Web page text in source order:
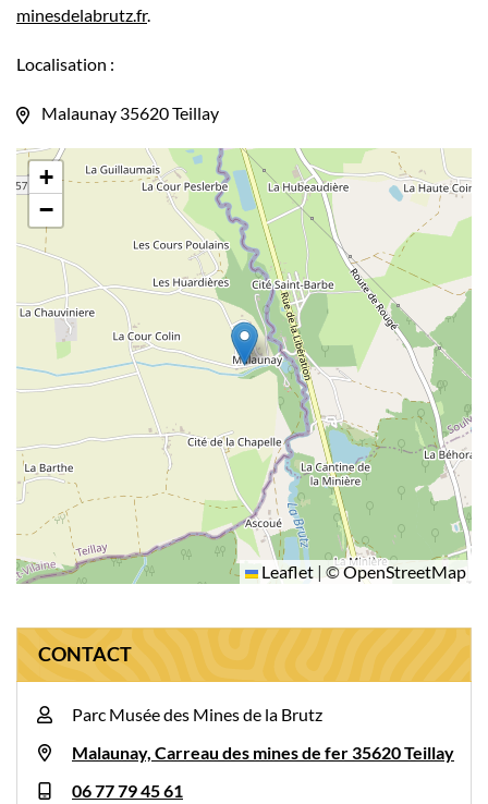
CONTACT
Parc Musée des Mines de la Brutz
Malaunay, Carreau des mines de fer 35620 Teillay
06 77 79 45 61
minesdelabrutz.fr.
Localisation :
Malaunay 35620 Teillay
+
−
Leaflet | ©OpenStreetMap